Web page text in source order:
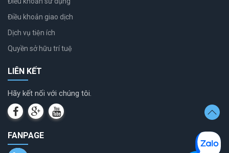
Điều khoản giao dịch
Dịch vụ tiện ích
Quyền sở hữu trí tuệ
LIÊN KẾT
Hãy kết nối với chúng tôi.
FANPAGE